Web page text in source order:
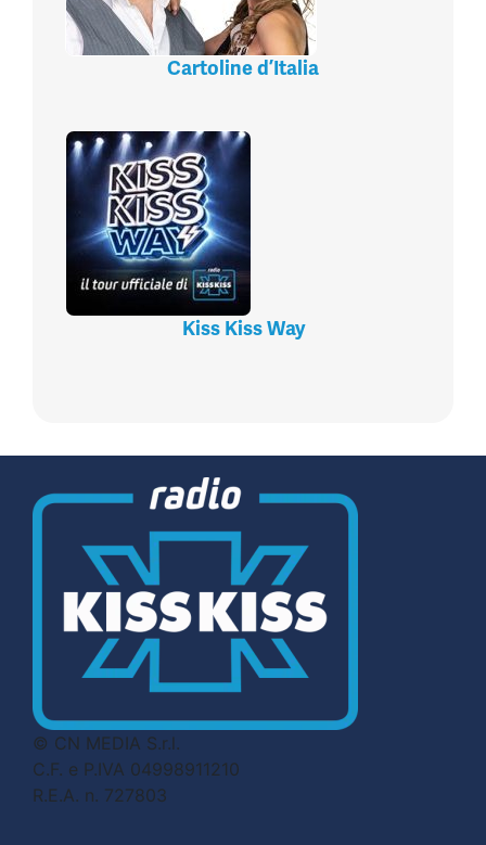
Cartoline d’Italia
Kiss Kiss Way
© CN MEDIA S.r.l.
C.F. e P.IVA 04998911210
R.E.A. n. 727803